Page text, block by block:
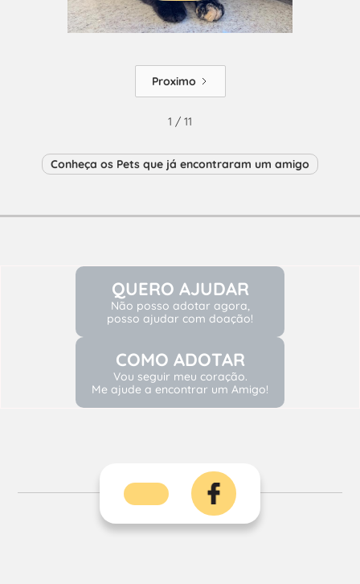
Proximo
1 / 11
Conheça os Pets que já encontraram um amigo
QUERO AJUDAR
Não posso adotar agora,
posso ajudar com doação!
COMO ADOTAR
Vou seguir meu coração.
Me ajude a encontrar um Amigo!